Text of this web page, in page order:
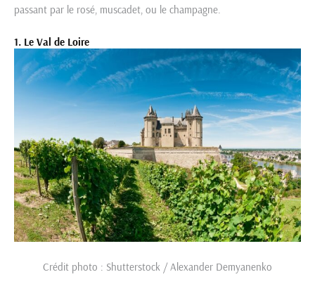
passant par le rosé, muscadet, ou le champagne.
1. Le Val de Loire
Crédit photo : Shutterstock / Alexander Demyanenko